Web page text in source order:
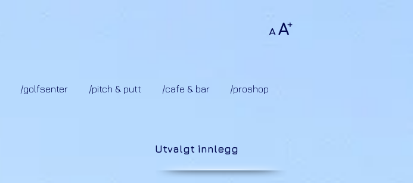
A A+
/golfsenter /pitch & putt /cafe & bar /proshop
Utvalgt innlegg